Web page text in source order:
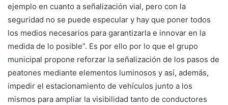
ejemplo en cuanto a señalización vial, pero con la
seguridad no se puede especular y hay que poner todos
los medios necesarios para garantizarla e innovar en la
medida de lo posible”. Es por ello por lo que el grupo
municipal propone reforzar la señalización de los pasos de
peatones mediante elementos luminosos y así, además,
impedir el estacionamiento de vehículos junto a los
mismos para ampliar la visibilidad tanto de conductores